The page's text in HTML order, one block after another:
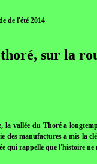
de l'été 2014
sur la
vallée du Thoré a
manufactures a mis la
qui rappelle que l'histoire